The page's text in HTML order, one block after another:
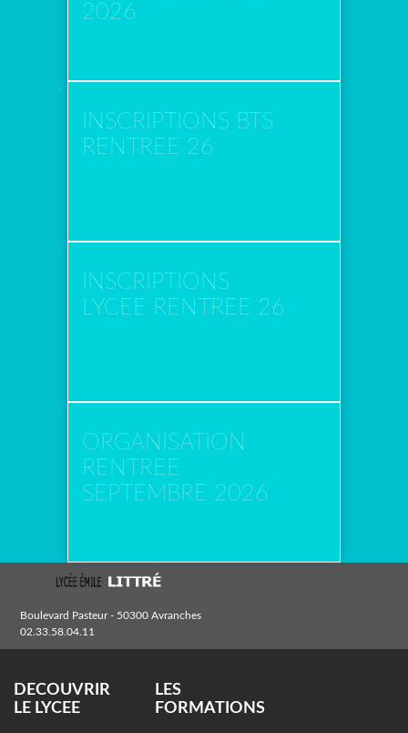
2026
INSCRIPTIONS BTS
RENTREE 26
INSCRIPTIONS
LYCEE RENTREE 26
ORGANISATION
RENTREE
SEPTEMBRE 2026
Boulevard Pasteur - 50300 Avranches
02.33.58.04.11
DECOUVRIR
LE LYCEE
LES
FORMATIONS